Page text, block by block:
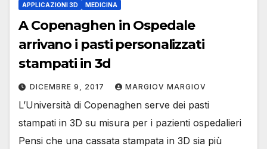
APPLICAZIONI 3D MEDICINA
A Copenaghen in Ospedale
arrivano i pasti personalizzati
stampati in 3d
DICEMBRE 9, 2017 MARGIOV MARGIOV
L’Università di Copenaghen serve dei pasti
stampati in 3D su misura per i pazienti ospedalieri
Pensi che una cassata stampata in 3D sia più